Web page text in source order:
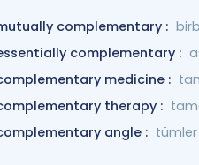
complementary :
complementary :
medicine :
therapy :
angle : tümler